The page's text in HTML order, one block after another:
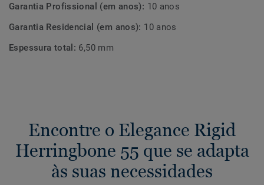
Garantia Profissional (em anos): 10 anos
Garantia Residencial (em anos): 10 anos
Espessura total: 6,50 mm
Encontre o Elegance Rigid
Herringbone 55 que se adapta
às suas necessidades